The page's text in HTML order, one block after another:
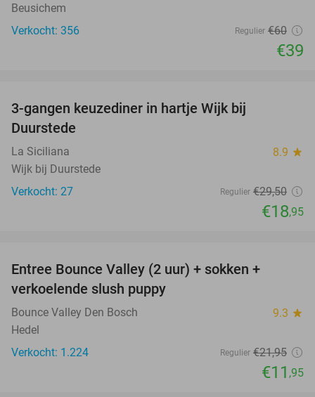
Beusichem
Verkocht: 356
Regulier €60
€39
3-gangen keuzediner in hartje Wijk bij
Duurstede
La Siciliana 8.9 star
Wijk bij Duurstede
Verkocht: 27
Regulier €29,50
€18,95
Entree Bounce Valley (2 uur) + sokken +
verkoelende slush puppy
Bounce Valley Den Bosch 9.3 star
Hedel
Verkocht: 1.224
Regulier €21,95
€11 ,95